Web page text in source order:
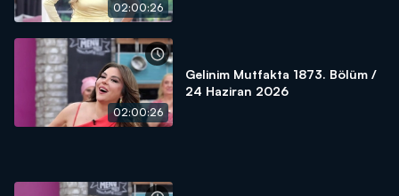
02:00:26
02:00:26
Gelinim Mutfakta 1873. Bölüm /
24 Haziran 2026